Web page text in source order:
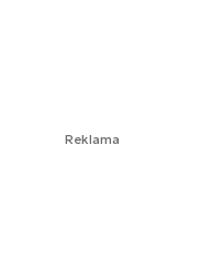
Reklama